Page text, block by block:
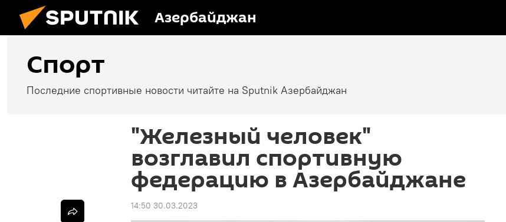
Азербайджан
Спорт
Последние спортивные новости читайте на Sputnik Азербайджан
"Железный человек"
возглавил спортивную
федерацию в Азербайджане
14:50 30.03.2023